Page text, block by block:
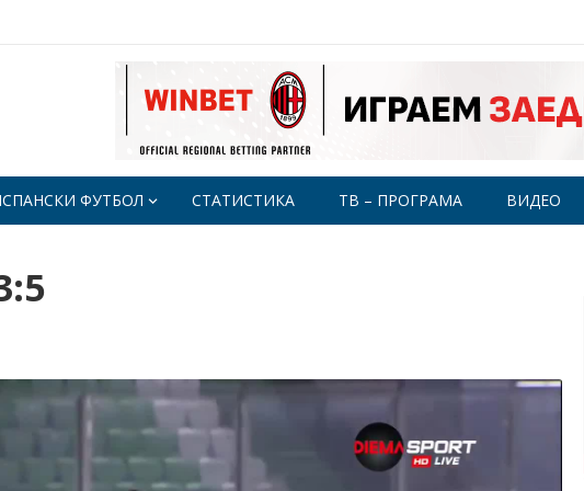
ФУТБОЛ СТАТИСТИКА ТВ – ПРОГРАМА ВИДЕО